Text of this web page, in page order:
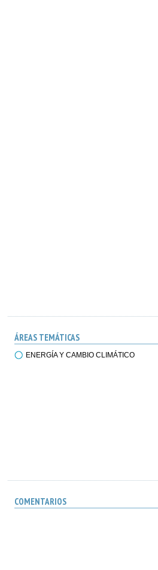
ÁREAS TEMÁTICAS
ENERGÍA Y CAMBIO CLIMÁTICO
COMENTARIOS